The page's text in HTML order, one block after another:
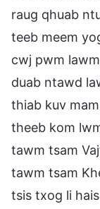
raug qhuab
teeb meem
cwj pwm
duab ntawd
thiab kuv
theeb kom
tawm tsam
tawm tsam
tsis txog li